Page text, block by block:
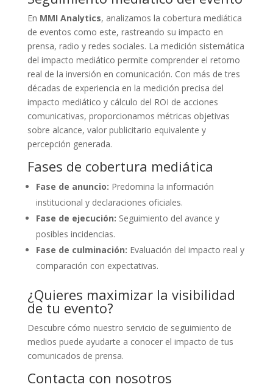
En MMI Analytics, analizamos la cobertura mediática
de eventos como este, rastreando su impacto en
prensa, radio y redes sociales. La medición sistemática
del impacto mediático permite comprender el retorno
real de la inversión en comunicación. Con más de tres
décadas de experiencia en la medición precisa del
impacto mediático y cálculo del ROI de acciones
comunicativas, proporcionamos métricas objetivas
sobre alcance, valor publicitario equivalente y
percepción generada.
Fases de cobertura mediática
Fase de anuncio: Predomina la información
institucional y declaraciones oficiales.
Fase de ejecución: Seguimiento del avance y
posibles incidencias.
Fase de culminación: Evaluación del impacto real y
comparación con expectativas.
¿Quieres maximizar la visibilidad
de tu evento?
Descubre cómo nuestro servicio de seguimiento de
medios puede ayudarte a conocer el impacto de tus
comunicados de prensa.
Contacta con nosotros